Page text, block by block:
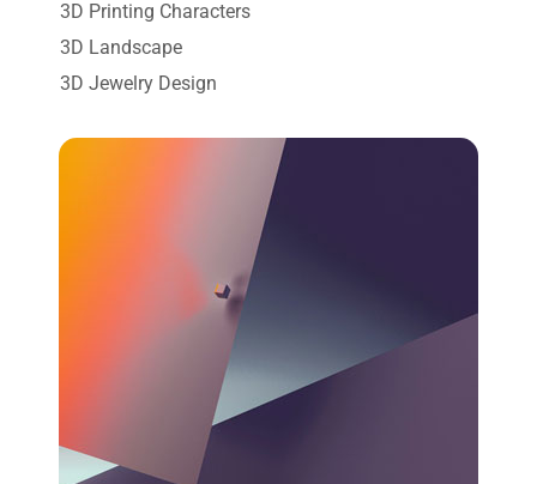
3D Printing Characters
3D Landscape
3D Jewelry Design